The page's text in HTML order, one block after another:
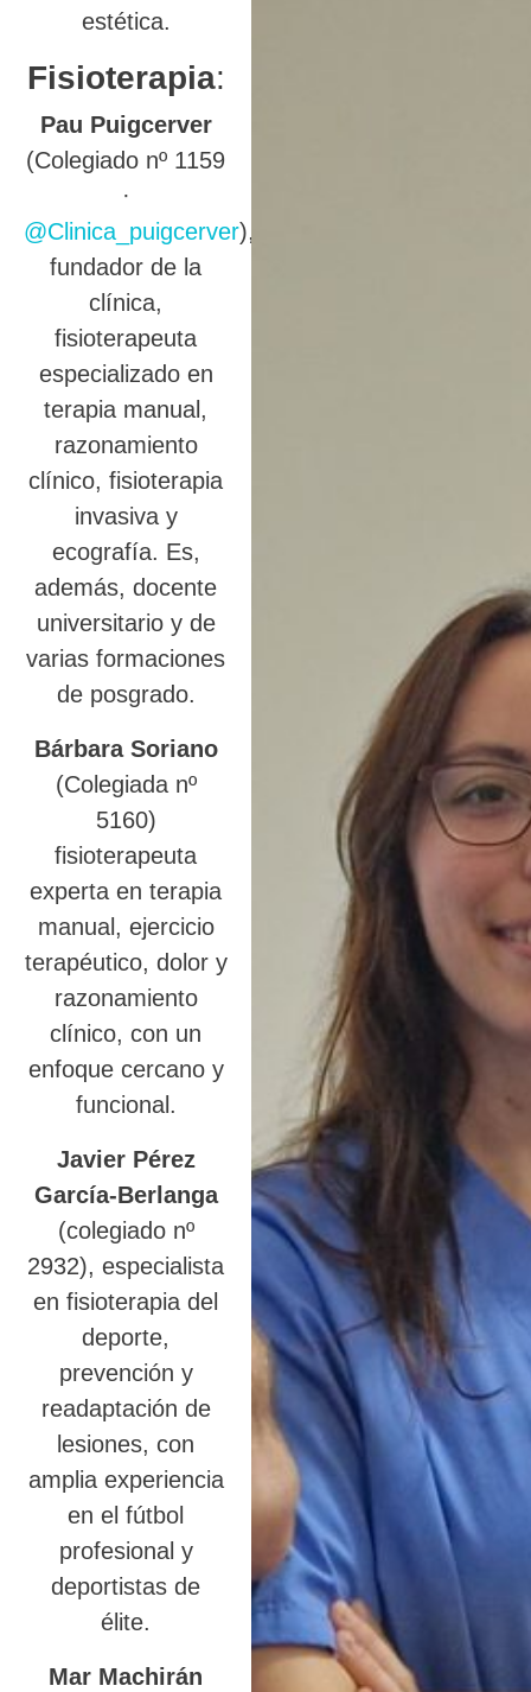
estética.
Fisioterapia:
Pau Puigcerver
(Colegiado nº 1159
·
@Clinica_puigcerver),
fundador de la
clínica,
fisioterapeuta
especializado en
terapia manual,
razonamiento
clínico, fisioterapia
invasiva y
ecografía. Es,
además, docente
universitario y de
varias formaciones
de posgrado.
Bárbara Soriano
(Colegiada nº
5160)
fisioterapeuta
experta en terapia
manual, ejercicio
terapéutico, dolor y
razonamiento
clínico, con un
enfoque cercano y
funcional.
Javier Pérez
García-Berlanga
(colegiado nº
2932), especialista
en fisioterapia del
deporte,
prevención y
readaptación de
lesiones, con
amplia experiencia
en el fútbol
profesional y
deportistas de
élite.
Mar Machirán